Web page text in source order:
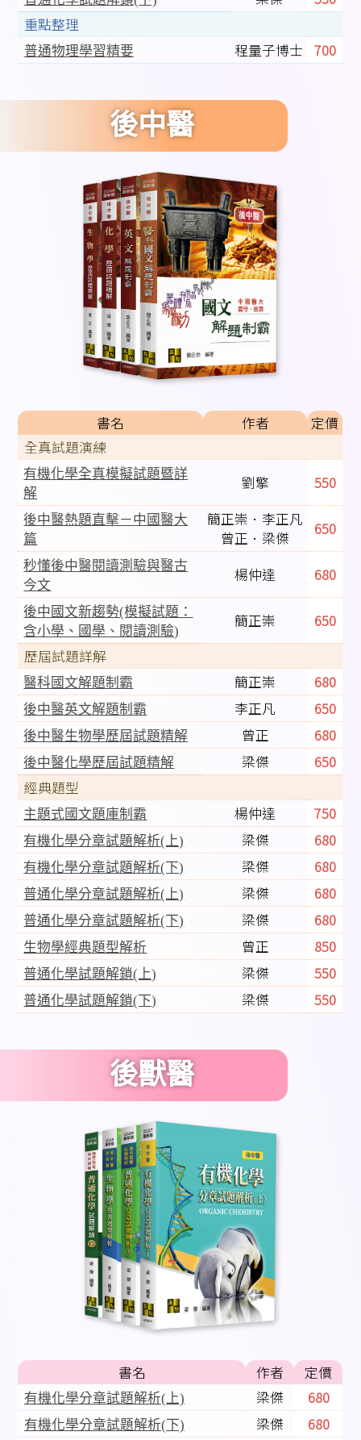
重點整理
普通物理學習精要 程量子博士 700
後中醫
書名 作者
定價
全真試題演練
有機化學全真模擬試題暨詳
解
劉擎 550
後中醫熱題直擊－中國醫大
篇
簡正崇．李正凡
曾正．梁傑
650
秒懂後中醫閱讀測驗與醫古
今文
楊仲達 680
後中國文新趨勢(模擬試題：
含小學、國學、閱讀測驗)
簡正崇
650
歷屆試題詳解
醫科國文解題制霸 簡正崇 680
後中醫英文解題制霸 李正凡 650
後中醫生物學歷屆試題精解 曾正 680
後中醫化學歷屆試題精解 梁傑
650
經典題型
主題式國文題庫制霸 楊仲達 750
有機化學分章試題解析(上) 梁傑 680
有機化學分章試題解析(下) 梁傑 680
普通化學分章試題解析(上) 梁傑 680
普通化學分章試題解析(下) 梁傑 680
生物學經典題型解析 曾正 850
普通化學試題解鎖(上) 梁傑 550
普通化學試題解鎖(下) 梁傑 550
後獸醫
書名 作者 定價
有機化學分章試題解析(上) 梁傑 680
有機化學分章試題解析(下) 梁傑 680